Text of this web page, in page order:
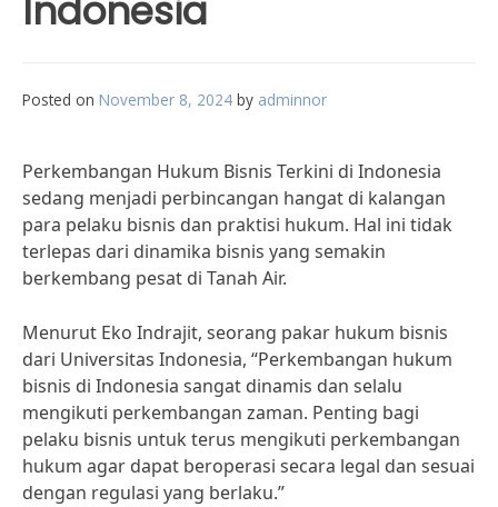
Indonesia
Posted on November 8, 2024 by adminnor
Perkembangan Hukum Bisnis Terkini di Indonesia
sedang menjadi perbincangan hangat di kalangan
para pelaku bisnis dan praktisi hukum. Hal ini tidak
terlepas dari dinamika bisnis yang semakin
berkembang pesat di Tanah Air.
Menurut Eko Indrajit, seorang pakar hukum bisnis
dari Universitas Indonesia, “Perkembangan hukum
bisnis di Indonesia sangat dinamis dan selalu
mengikuti perkembangan zaman. Penting bagi
pelaku bisnis untuk terus mengikuti perkembangan
hukum agar dapat beroperasi secara legal dan sesuai
dengan regulasi yang berlaku.”